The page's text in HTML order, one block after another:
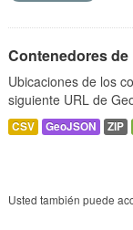
Contenedores de
Ubicaciones de los
siguiente URL de
CSV GeoJSON ZIP
Usted también puede